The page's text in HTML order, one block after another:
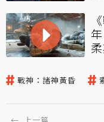
戰神：諸神黃昏